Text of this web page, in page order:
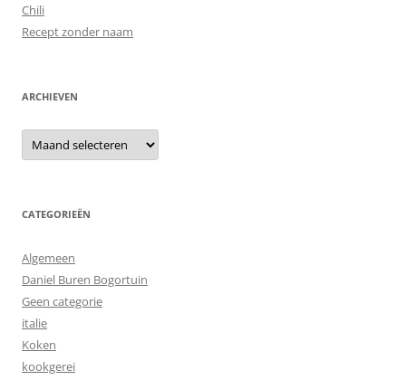
Chili
Recept zonder naam
ARCHIEVEN
Archieven
CATEGORIEËN
Algemeen
Daniel Buren Bogortuin
Geen categorie
italie
Koken
kookgerei